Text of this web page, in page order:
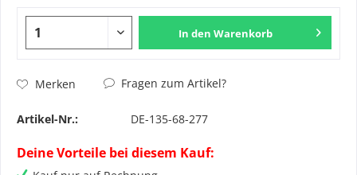
In den Warenkorb
Merken Fragen zum Artikel?
Artikel-Nr.: DE-135-68-277
Deine Vorteile bei diesem Kauf: